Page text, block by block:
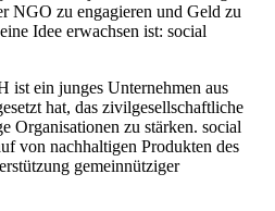
NGO zu engagieren und Geld zu
Idee erwachsen ist: social
ist ein junges Unternehmen aus
hat, das zivilgesellschaftliche
Organisationen zu stärken. social
von nachhaltigen Produkten des
gemeinnütziger